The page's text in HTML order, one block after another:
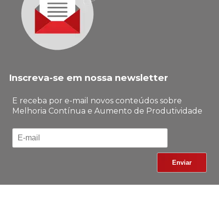
Inscreva-se em nossa newsletter
E receba por e-mail novos conteúdos sobre
Melhoria Contínua e Aumento de Produtividade